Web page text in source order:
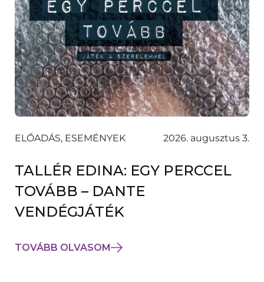
ELŐADÁS, ESEMÉNYEK 2026. augusztus 3.
TALLÉR EDINA: EGY PERCCEL
TOVÁBB – DANTE
VENDÉGJÁTÉK
TOVÁBB OLVASOM